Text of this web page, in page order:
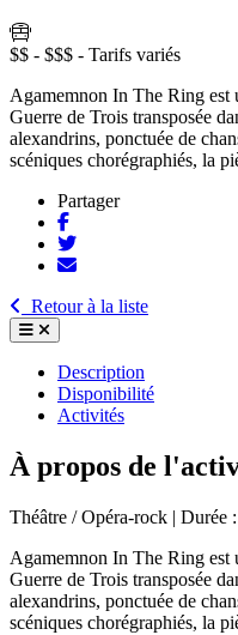
$$ - $$$ - Tarifs variés
Agamemnon In The Ring est
Guerre de Trois transposée
alexandrins, ponctuée de
scéniques chorégraphiés, la
Partager
Retour à la liste
Description
Disponibilité
Activités
À propos de
Théâtre / Opéra-rock | Durée
Agamemnon In The Ring est
Guerre de Trois transposée
alexandrins, ponctuée de
scéniques chorégraphiés, la